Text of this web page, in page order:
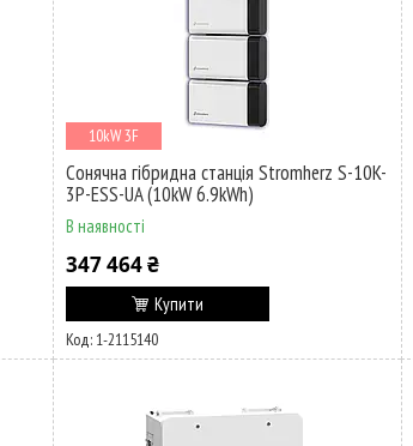
10kW 3F
Сонячна гібридна станція Stromherz S-10K-
3Р-ESS-UA (10kW 6.9kWh)
В наявності
347 464 ₴
Купити
1-2115140